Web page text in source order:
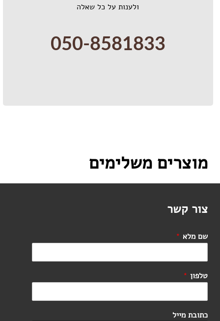
ולענות על כל שאלה
050-8581833
מוצרים משלימים
צור קשר
שם מלא *
טלפון *
כתובת מייל